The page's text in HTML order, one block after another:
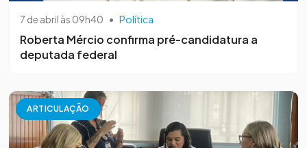
7 de abril às 09h40 • Política
Roberta Mércio confirma pré-candidatura a
deputada federal
ARTICULAÇÃO